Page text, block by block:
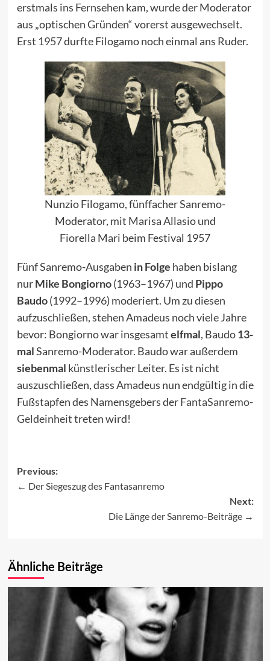
erstmals ins Fernsehen kam, wurde der Moderator
aus „optischen Gründen“ vorerst ausgewechselt.
Erst 1957durfte Filogamo noch einmal ans Ruder.
Nunzio Filogamo, fünffacher Sanremo-
Moderator, mit Marisa Allasio und
Fiorella Mari beim Festival 1957
Fünf Sanremo-Ausgaben in Folge haben bislang
nurMike Bongiorno(1963–1967) und Pippo
Baudo(1992–1996) moderiert. Um zu diesen
aufzuschließen, stehen Amadeus noch viele Jahre
bevor: Bongiorno war insgesamtelfmal, Baudo13-
malSanremo-Moderator. Baudo war außerdem
siebenmal künstlerischer Leiter. Es ist nicht
auszuschließen, dass Amadeus nun endgültig in die
Fußstapfen des Namensgebers derFantaSanremo-
Geldeinheittreten wird!
Post
Previous:
Der Siegeszug des Fantasanremo
Next:
Die Länge der Sanremo-Beiträge
Ähnliche Beiträge